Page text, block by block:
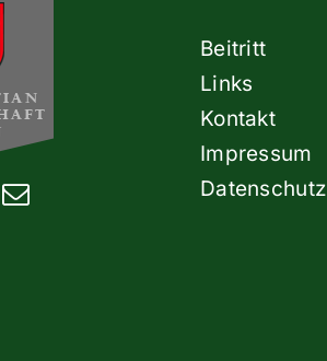
Beitritt
Links
Kontakt
Impressum
Datenschutz